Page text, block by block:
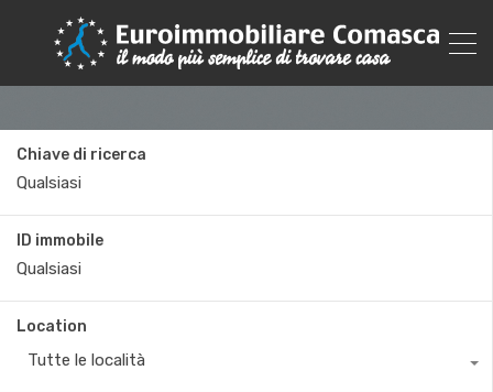
Chiave di ricerca
ID immobile
Location
Tutte le località